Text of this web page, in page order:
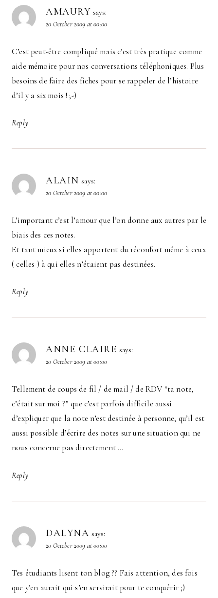
AMAURY says:
20 October 2009 at 00:00
C’est peut-être compliqué mais c’est très pratique comme
aide mémoire pour nos conversations téléphoniques. Plus
besoins de faire des fiches pour se rappeler de l’histoire
d’il y a six mois ! ;-)
Reply
ALAIN says:
20 October 2009 at 00:00
L’important c’est l’amour que l’on donne aux autres par le
biais des ces notes.
Et tant mieux si elles apportent du réconfort même à ceux
( celles ) à qui elles n’étaient pas destinées.
Reply
ANNE CLAIRE says:
20 October 2009 at 00:00
Tellement de coups de fil / de mail / de RDV “ta note,
c’était sur moi ?” que c’est parfois difficile aussi
d’expliquer que la note n’est destinée à personne, qu’il est
aussi possible d’écrire des notes sur une situation qui ne
nous concerne pas directement …
Reply
DALYNA says:
20 October 2009 at 00:00
Tes étudiants lisent ton blog ?? Fais attention, des fois
que y’en aurait qui s’en servirait pour te conquérir ;)